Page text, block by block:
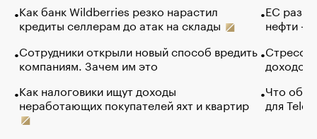
Как банк Wildberries резко нарастил
кредиты селлерам до атак на склады
Сотрудники открыли новый способ вредить
компаниям. Зачем им это
Как налоговики ищут доходы
неработающих покупателей яхт и квартир
ЕС
нефти —
Стресс
доходов
Что
для